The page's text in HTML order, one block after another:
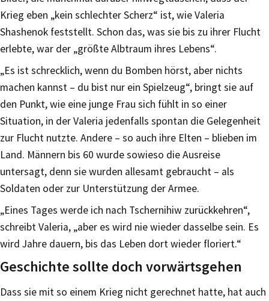
Krieg eben „kein schlechter Scherz“ ist, wie Valeria
Shashenok feststellt. Schon das, was sie bis zu ihrer Flucht
erlebte, war der „größte Albtraum ihres Lebens“.
„Es ist schrecklich, wenn du Bomben hörst, aber nichts
machen kannst – du bist nur ein Spielzeug“, bringt sie auf
den Punkt, wie eine junge Frau sich fühlt in so einer
Situation, in der Valeria jedenfalls spontan die Gelegenheit
zur Flucht nutzte. Andere – so auch ihre Elten – blieben im
Land. Männern bis 60 wurde sowieso die Ausreise
untersagt, denn sie wurden allesamt gebraucht – als
Soldaten oder zur Unterstützung der Armee.
„Eines Tages werde ich nach Tschernihiw zurückkehren“,
schreibt Valeria, „aber es wird nie wieder dasselbe sein. Es
wird Jahre dauern, bis das Leben dort wieder floriert.“
Geschichte sollte doch vorwärtsgehen
Dass sie mit so einem Krieg nicht gerechnet hatte, hat auch